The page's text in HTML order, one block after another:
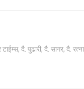
दै. पुढारी, दै. सागर, दै.